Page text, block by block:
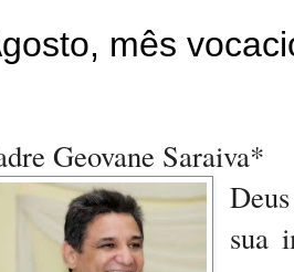
mês
Geovane Saraiva*
sua